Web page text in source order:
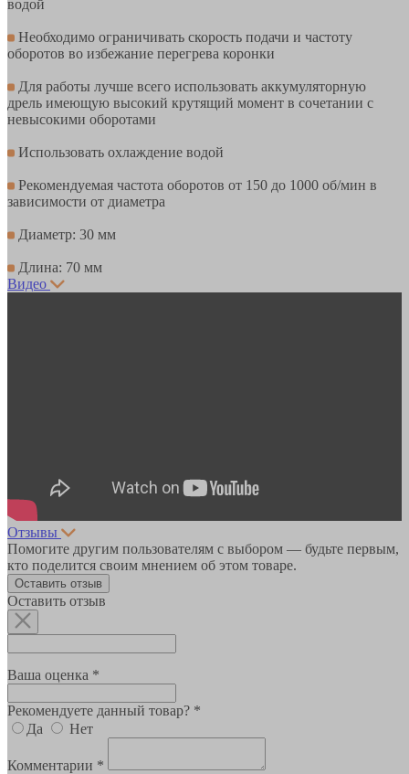
водой
Необходимо ограничивать скорость подачи и частоту
оборотов во избежание перегрева коронки
Для работы лучше всего использовать аккумуляторную
дрель имеющую высокий крутящий момент в сочетании с
невысокими оборотами
Использовать охлаждение водой
Рекомендуемая частота оборотов от 150 до 1000 об/мин в
зависимости от диаметра
Диаметр: 30 мм
Длина: 70 мм
Видео
Отзывы
Помогите другим пользователям с выбором — будьте первым,
кто поделится своим мнением об этом товаре.
Оставить отзыв
Оставить отзыв
Ваша оценка *
Рекомендуете данный товар? *
Да
Нет
Комментарии *